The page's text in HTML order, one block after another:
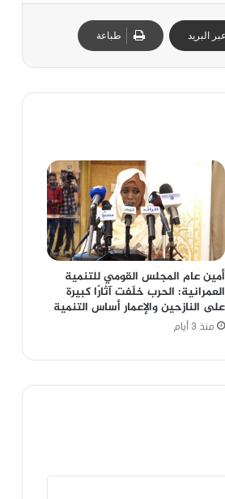
البريد طباعة
أمين عام المجلس القومي للتنمية
العمرانية: الحرب خلّفت آثارًا كبيرة
على النازحين والإعمار أساس التنمية
منذ 3 أيام